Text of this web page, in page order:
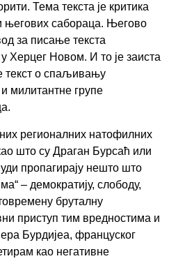
Тема текста је критика
његових сабораца. Његово
за писање текста
Херцег Новом. И то је заиста
текст о спаљивању
милитантне групе
регионалних натофилних
што су Драган Бурсаћ или
пропагирају нешто што
– демократију, слободу,
бруталну
приступ тим вредностима и
Бурдијеа, француског
као негативне